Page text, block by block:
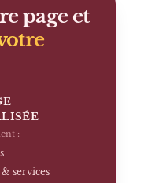
page et
:
services